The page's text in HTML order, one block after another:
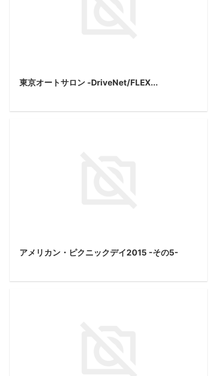
東京オートサロン -DriveNet/FLEX...
アメリカン・ピクニックデイ2015 -その5-